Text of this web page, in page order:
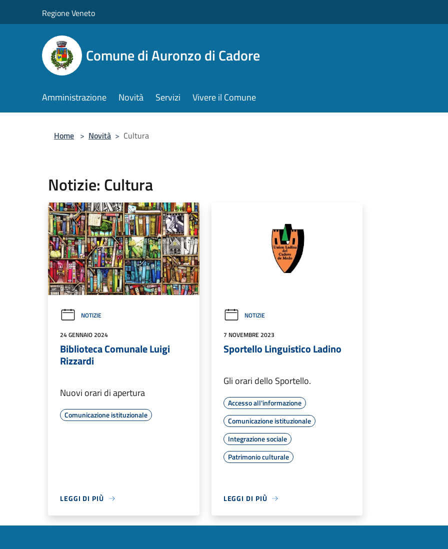
Regione Veneto
Comune di Auronzo di Cadore
Amministrazione Novità Servizi Vivere il Comune
Home > Novità > Cultura
Notizie: Cultura
NOTIZIE
24 GENNAIO 2024
Biblioteca Comunale Luigi
Rizzardi
Nuovi orari di apertura
Comunicazione istituzionale
LEGGI DI PIÙ
NOTIZIE
7 NOVEMBRE 2023
Sportello Linguistico Ladino
Gli orari dello Sportello.
Accesso all'informazione
Comunicazione istituzionale
Integrazione sociale
Patrimonio culturale
LEGGI DI PIÙ